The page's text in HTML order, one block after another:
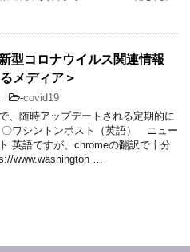
型コロナウイルス関連情報
メディア＞
-covid19
、随時アップデートされる定期的に
ワシントンポスト（英語） ニュー
英語ですが、chromeの翻訳で十分
www.washington …